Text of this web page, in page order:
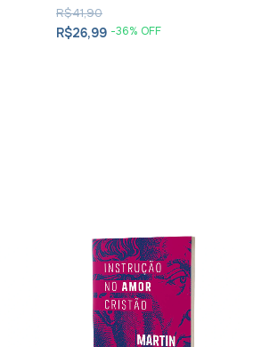
R$26,99 -36% OFF
R$41,90